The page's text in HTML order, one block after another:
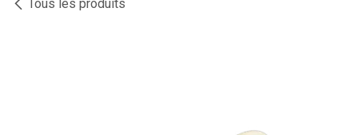
Tous les produits